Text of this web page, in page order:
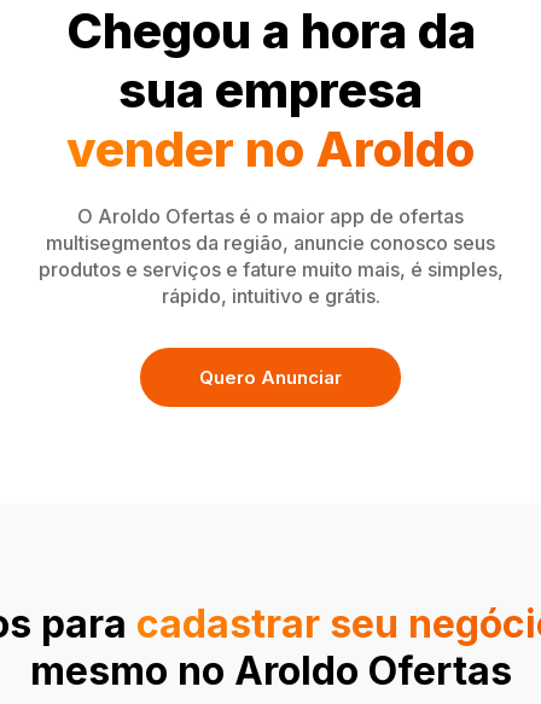
Chegou a hora da
sua empresa
vender no Aroldo
O Aroldo Ofertas é o maior app de ofertas
multisegmentos da região, anuncie conosco seus
produtos e serviços e fature muito mais, é simples,
rápido, intuitivo e grátis.
Quero Anunciar
para cadastrar seu
mesmo no Aroldo Ofertas